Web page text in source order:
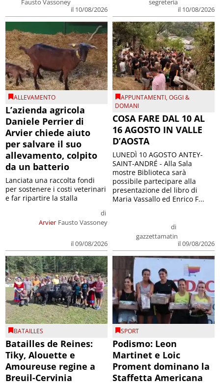
Fausto Vassoney
il 10/08/2026
segreteria
il 10/08/2026
ALLEVAMENTO
L’azienda agricola
Daniele Perrier di
Arvier chiede aiuto
per salvare il suo
allevamento, colpito
da un batterio
Arvier
di
Fausto Vassoney
il 09/08/2026
Lanciata una raccolta fondi
per sostenere i costi veterinari
e far ripartire la stalla
APPUNTAMENTI,OGGI &
DOMANI
COSA FARE DAL 10 AL
16 AGOSTO IN VALLE
D’AOSTA
di
gazzettamatin
il 09/08/2026
LUNEDÌ 10 AGOSTO ANTEY-
SAINT-ANDRÉ - Alla Sala
mostre Biblioteca sarà
possibile partecipare alla
presentazione del libro di
Maria Vassallo ed Enrico F...
BATAILLES
Batailles de Reines:
Tiky, Alouette e
Amoureuse regine a
Breuil-Cervinia
SPORT
Podismo: Leon
Martinet e Loic
Proment dominano la
Staffetta Americana